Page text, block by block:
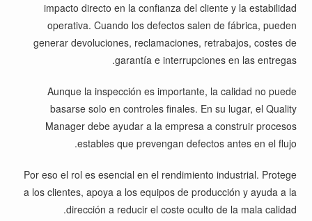
impacto directo en la confianza del cliente y la estabilidad
operativa. Cuando los defectos salen de fábrica, pueden
generar devoluciones, reclamaciones, retrabajos, costes de
garantía e interrupciones en las entregas.
Aunque la inspección es importante, la calidad no puede
basarse solo en controles finales. En su lugar, el Quality
Manager debe ayudar a la empresa a construir procesos
estables que prevengan defectos antes en el flujo.
Por eso el rol es esencial en el rendimiento industrial. Protege
a los clientes, apoya a los equipos de producción y ayuda a la
dirección a reducir el coste oculto de la mala calidad.